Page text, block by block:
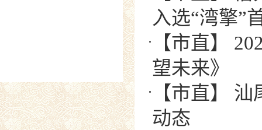
入选“湾擎”
【市直】
望未来》
【市直】
动态